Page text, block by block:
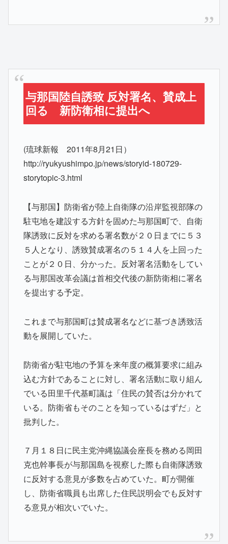
与那国陸自誘致 反対署名、賛成上
回る 新防衛相に提出へ
(琉球新報 2011年8月21日）
http://ryukyushimpo.jp/news/storyid-180729-
storytopic-3.html
【与那国】防衛省が陸上自衛隊の沿岸監視部隊の
駐屯地を建設する方針を固めた与那国町で、自衛
隊誘致に反対を求める署名数が２０日までに５３
５人となり、誘致賛成署名の５１４人を上回った
ことが２０日、分かった。反対署名活動をしてい
る与那国改革会議は首相交代後の新防衛相に署名
を提出する予定。
これまで与那国町は賛成署名などに基づき誘致活
動を展開していた。
防衛省が駐屯地の予算を来年度の概算要求に組み
込む方針であることに対し、署名活動に取り組ん
でいる田里千代基町議は「住民の賛否は分かれて
いる。防衛省もそのことを知っているはずだ」と
批判した。
７月１８日に民主党沖縄協議会座長を務める岡田
克也幹事長が与那国島を視察した際も自衛隊誘致
に反対する意見が多数を占めていた。町が開催
し、防衛省職員も出席した住民説明会でも反対す
る意見が相次いでいた。